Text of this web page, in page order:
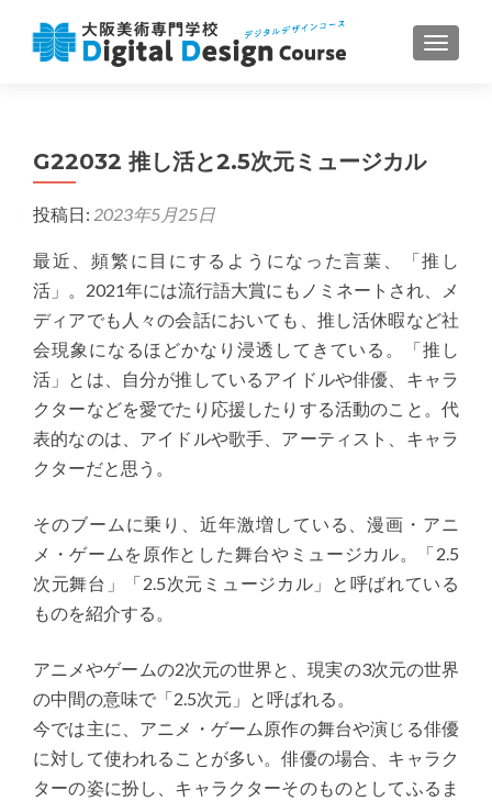
ナビゲ
G22032 推し活と2.5次元ミュージカル
投稿日: 2023年5月25日
最近、頻繁に目にするようになった言葉、「推し
活」。2021年には流行語大賞にもノミネートされ、メ
ディアでも人々の会話においても、推し活休暇など社
会現象になるほどかなり浸透してきている。「推し
活」とは、自分が推しているアイドルや俳優、キャラ
クターなどを愛でたり応援したりする活動のこと。代
表的なのは、アイドルや歌手、アーティスト、キャラ
クターだと思う。
そのブームに乗り、近年激増している、漫画・アニ
メ・ゲームを原作とした舞台やミュージカル。「2.5
次元舞台」「2.5次元ミュージカル」と呼ばれている
ものを紹介する。
アニメやゲームの2次元の世界と、現実の3次元の世界
の中間の意味で「2.5次元」と呼ばれる。
今では主に、アニメ・ゲーム原作の舞台や演じる俳優
に対して使われることが多い。俳優の場合、キャラク
ターの姿に扮し、キャラクターそのものとしてふるま